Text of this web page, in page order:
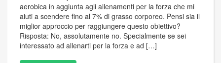
aerobica in aggiunta agli allenamenti per la forza che mi
aiuti a scendere fino al 7% di grasso corporeo. Pensi sia il
miglior approccio per raggiungere questo obiettivo?
Risposta: No, assolutamente no. Specialmente se sei
interessato ad allenarti per la forza e ad […]